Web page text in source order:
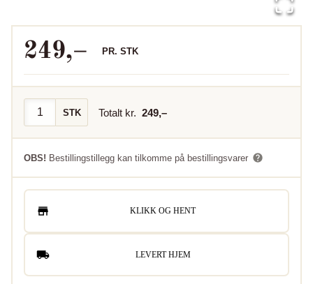
249,– PR. STK
STK Totalt kr. 249,–
OBS! Bestillingstillegg kan tilkomme på bestillingsvarer
KLIKK OG HENT
LEVERT HJEM